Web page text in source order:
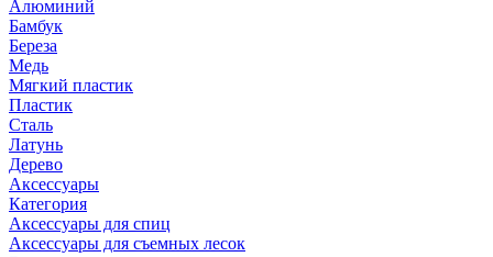
Алюминий
Бамбук
Береза
Медь
Мягкий пластик
Пластик
Сталь
Латунь
Дерево
Аксессуары
Категория
Аксессуары для спиц
Аксессуары для съемных лесок